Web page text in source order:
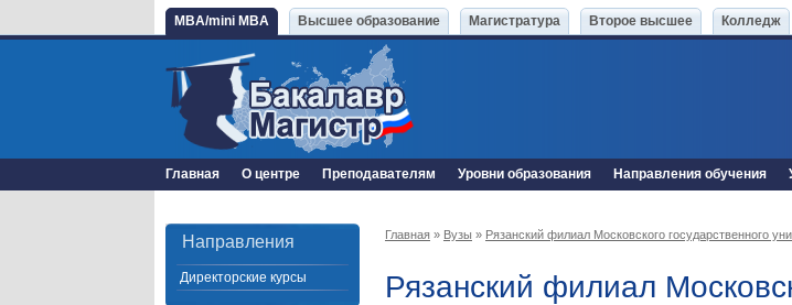
MBA/mini MBA Высшее образование Магистратура Второе высшее Колледж
Главная О центре Преподавателям Уровни образования Направления обучения
Направления
Директорские курсы
Главная » Вузы » Рязанский филиал Московского государственного
Рязанский филиал